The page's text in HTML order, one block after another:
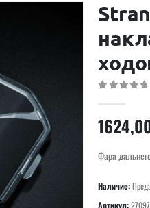
Фара
Наличие:
Артикул: